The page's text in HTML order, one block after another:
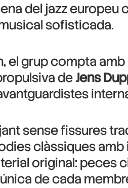
del jazz
sofisticada.
el grup compta
deJens
sense fissures
clàssiques
original: peces
de cada